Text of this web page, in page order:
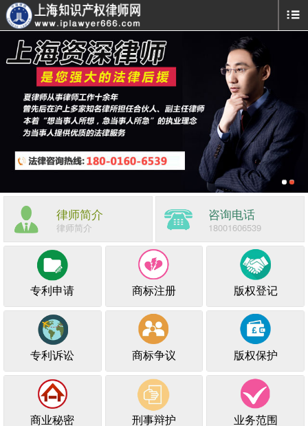
律师简介
律师简介
咨询电话
18001606539
专利申请 商标注册 版权登记
专利诉讼 商标争议 版权保护
商业秘密 刑事辩护 业务范围